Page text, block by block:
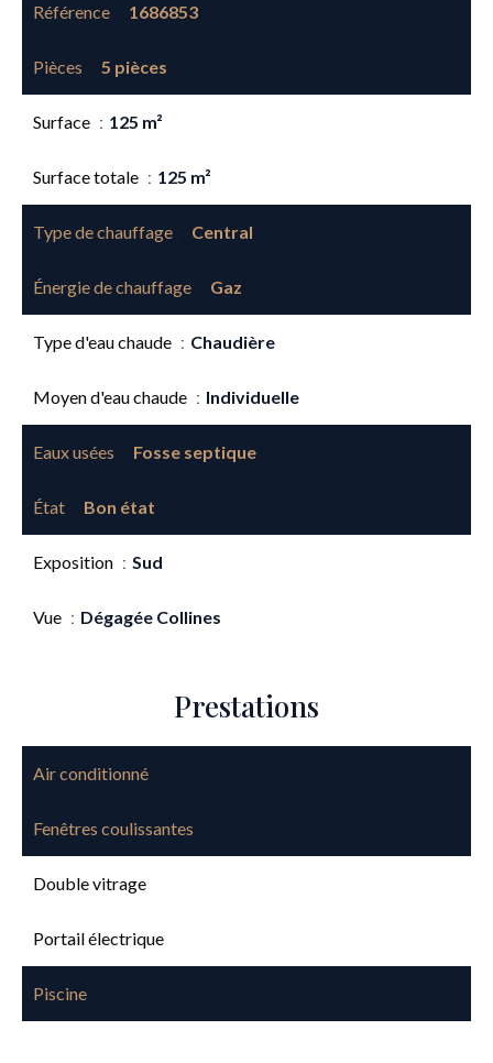
Référence 1686853
Pièces 5 pièces
Surface 125 m²
Surface totale 125 m²
Type de chauffage Central
Énergie de chauffage Gaz
Type d'eau chaude Chaudière
Moyen d'eau chaude Individuelle
Eaux usées Fosse septique
État Bon état
Exposition Sud
Vue Dégagée Collines
Prestations
Air conditionné
Fenêtres coulissantes
Double vitrage
Portail électrique
Piscine